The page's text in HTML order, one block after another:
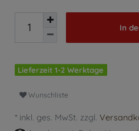
In
Lieferzeit 1-2 Werktage
Wunschliste
* inkl. ges. MwSt. zzgl.